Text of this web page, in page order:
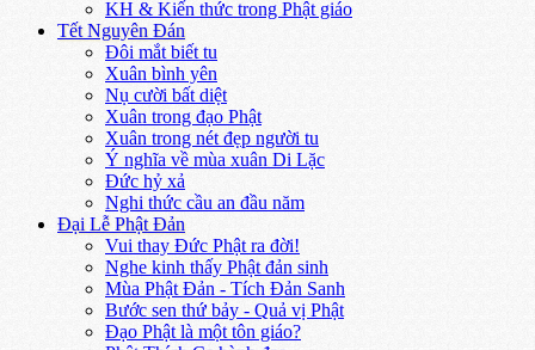
KH & Kiến thức trong Phật giáo
Tết Nguyên Đán
Đôi mắt biết tu
Xuân bình yên
Nụ cười bất diệt
Xuân trong đạo Phật
Xuân trong nét đẹp người tu
Ý nghĩa về mùa xuân Di Lặc
Đức hỷ xả
Nghi thức cầu an đầu năm
Đại Lễ Phật Đản
Vui thay Đức Phật ra đời!
Nghe kinh thấy Phật đản sinh
Mùa Phật Đản - Tích Đản Sanh
Bước sen thứ bảy - Quả vị Phật
Đạo Phật là một tôn giáo?